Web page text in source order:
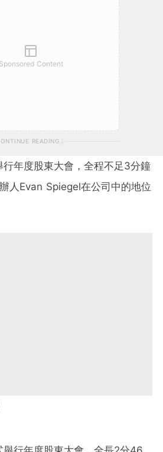
Sponsored Content
READING
年度股東大會，全程不足3分鐘
人Evan Spiegel在公司中的地位